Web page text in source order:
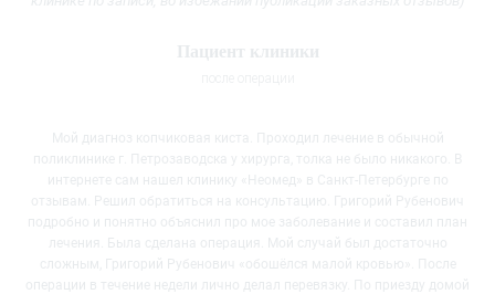
Пациент клиники
Мой диагноз копчиковая киста. Проходил лечение в обычной
поликлинике г.
Петрозаводска у хирурга, толка не было никакого. В
интернете сам нашел клинику «Неомед» в Санкт-Петербурге по
отзывам. Решил обратиться на консультацию. Григорий Рубенович
подробно и понятно объяснил про мое заболевание и составил план
лечения. Была сделана операция. Мой случай был достаточно
сложным, Григорий Рубенович «обошёлся малой кровью». После
операции в течение недели лично делал перевязку. По приезду домой